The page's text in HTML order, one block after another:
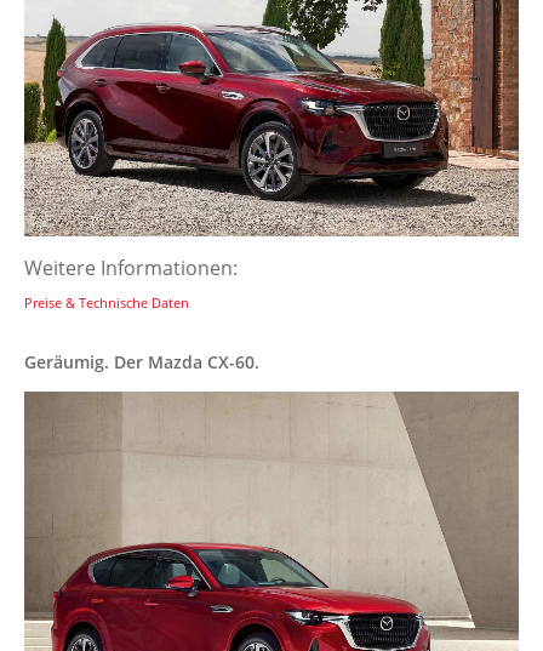
Weitere Informationen:
Preise & Technische Daten
Geräumig. Der Mazda CX-60.